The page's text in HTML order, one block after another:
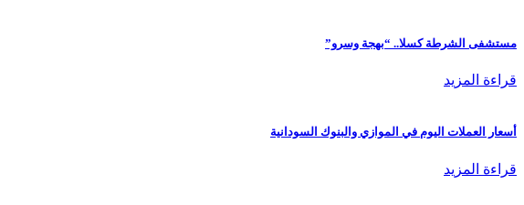
مستشفى الشرطة كسلا.. “بهجة وسرو”
قراءة المزيد
أسعار العملات اليوم في الموازي والبنوك السودانية
قراءة المزيد